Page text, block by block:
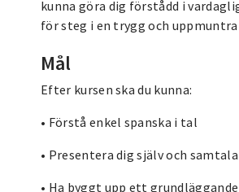
kunna göra dig förstådd i
för steg i en trygg och
Mål
Efter kursen ska du kunna:
• Förstå enkel spanska i tal
• Presentera dig själv och
• Ha byggt upp ett